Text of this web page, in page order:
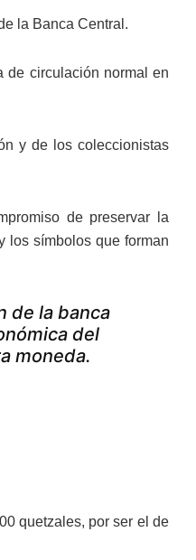
la Banca Central.
de circulación normal en
y de los coleccionistas
de preservar la
los símbolos que forman
de la banca
del
moneda.
quetzales, por ser el de